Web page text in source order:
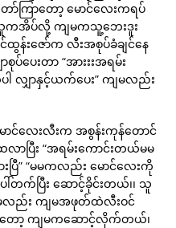
ာ်ကြာတော့ မောင်လေးကရပ်
ကအိပ်လို့ ကျမကသူ့ဘေးဒူး
ထွန်းဇော်က လီးအစုပ်ခံချင်နေ
ပေးတာ “အားးးအရမ်း
ါ လျှာနှင့်ယက်ပေး” ကျမလည်း
ောင်လေးလီးက အစွန်းကုန်တောင်
ြီး “အရမ်းကောင်းတယ်မမ
ပြီ” “မမကလည်း မောင်လေးကို
က်ပြီး ဆောင့်ခိုင်းတယ်၊၊ သူ
မလည်း ကျမအဖုတ်ထဲလီးဝင်
တော့ ကျမကဆောင့်လိုက်တယ်၊